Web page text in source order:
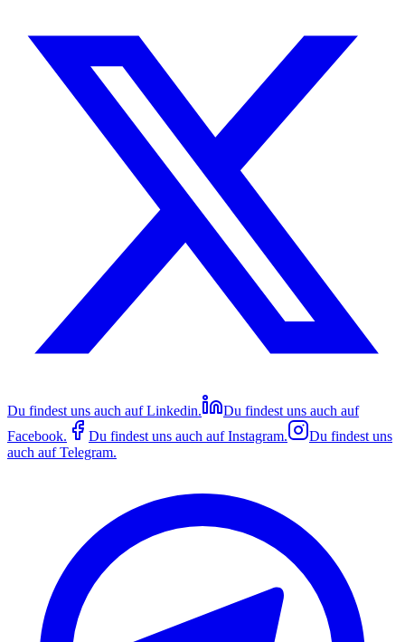
Du findest uns auch auf Linkedin.
Du findest uns auch auf
Facebook. Du findest uns auch auf Instagram.
Du findest uns
auch auf Telegram.